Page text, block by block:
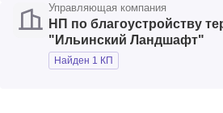
Управляющая компания
НП по благоустройству
"Ильинский Ландшафт"
Найден 1 КП